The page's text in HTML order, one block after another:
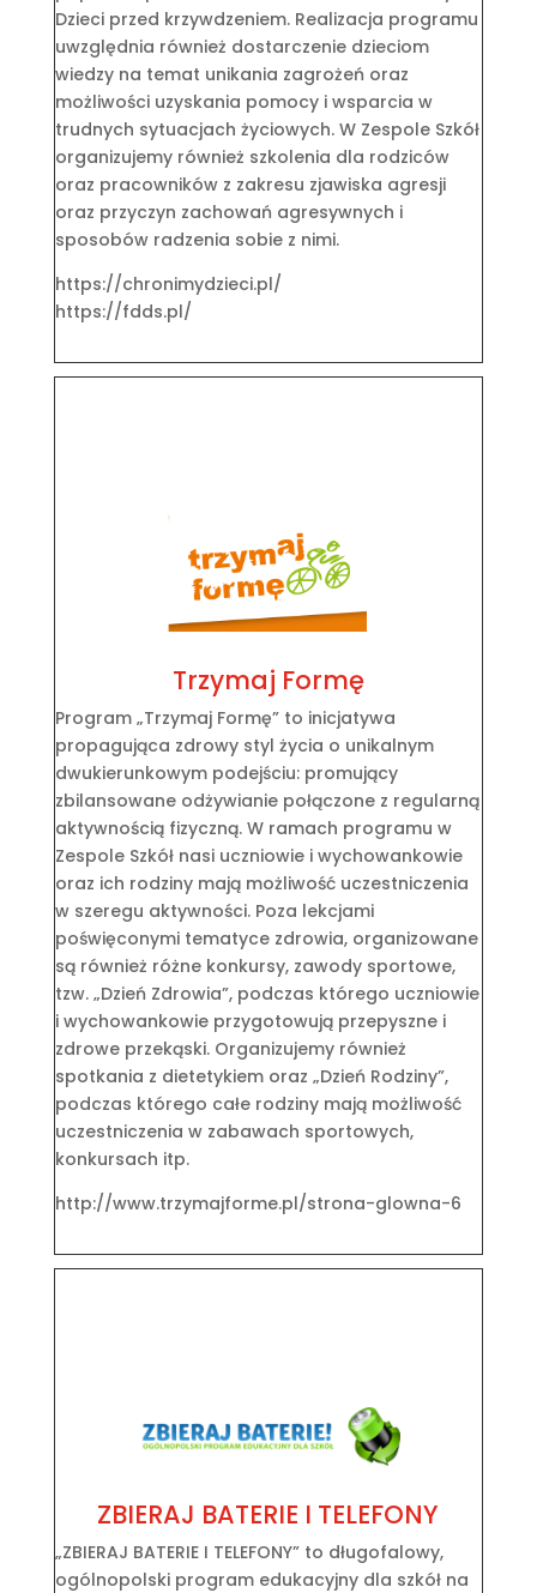
Dzieci przed krzywdzeniem. Realizacja programu
uwzględnia również dostarczenie dzieciom
wiedzy na temat unikania zagrożeń oraz
możliwości uzyskania pomocy i wsparcia w
trudnych sytuacjach życiowych. W Zespole Szkół
organizujemy również szkolenia dla rodziców
oraz pracowników z zakresu zjawiska agresji
oraz przyczyn zachowań agresywnych i
sposobów radzenia sobie z nimi.
https://chronimydzieci.pl/
https://fdds.pl/
Trzymaj Formę
Program „Trzymaj Formę” to inicjatywa
propagująca zdrowy styl życia o unikalnym
dwukierunkowym podejściu: promujący
zbilansowane odżywianie połączone z regularną
aktywnością fizyczną. W ramach programu w
Zespole Szkół nasi uczniowie i wychowankowie
oraz ich rodziny mają możliwość uczestniczenia
w szeregu aktywności. Poza lekcjami
poświęconymi tematyce zdrowia, organizowane
są również różne konkursy, zawody sportowe,
tzw. „Dzień Zdrowia”, podczas którego uczniowie
i wychowankowie przygotowują przepyszne i
zdrowe przekąski. Organizujemy również
spotkania z dietetykiem oraz „Dzień Rodziny”,
podczas którego całe rodziny mają możliwość
uczestniczenia w zabawach sportowych,
konkursach itp.
http://www.trzymajforme.pl/strona-glowna-6
ZBIERAJ BATERIE I TELEFONY
„ZBIERAJ BATERIE I TELEFONY” to długofalowy,
ogólnopolski program edukacyjny dla szkół na